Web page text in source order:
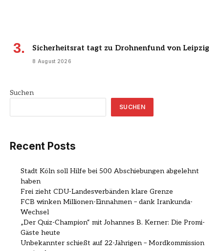
Sicherheitsrat tagt zu Drohnenfund von Leipzig
8 August 2026
Suchen
SUCHEN
Recent Posts
Stadt Köln soll Hilfe bei 500 Abschiebungen abgelehnt
haben
Frei zieht CDU-Landesverbänden klare Grenze
FCB winken Millionen-Einnahmen – dank Irankunda-
Wechsel
„Der Quiz-Champion“ mit Johannes B. Kerner: Die Promi-
Gäste heute
Unbekannter schießt auf 22-Jährigen – Mordkommission